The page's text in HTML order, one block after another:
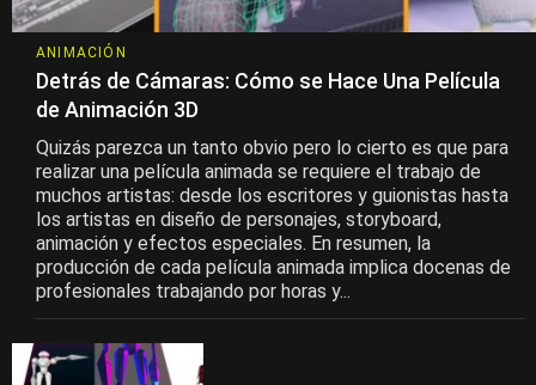
ANIMACIÓN
Detrás de Cámaras: Cómo se Hace Una Película
de Animación 3D
Quizás parezca un tanto obvio pero lo cierto es que para
realizar una película animada se requiere el trabajo de
muchos artistas: desde los escritores y guionistas hasta
los artistas en diseño de personajes, storyboard,
animación y efectos especiales. En resumen, la
producción de cada película animada implica docenas de
profesionales trabajando por horas y...